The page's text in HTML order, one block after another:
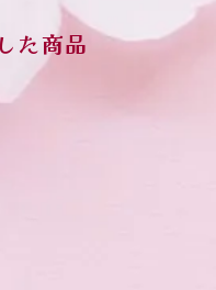
た商品